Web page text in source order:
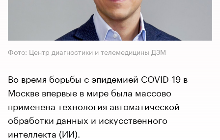
Фото: Центр диагностики и телемедицины ДЗМ
Во время борьбы с эпидемией COVID-19 в
Москве впервые в мире была массово
применена технология автоматической
обработки данных и искусственного
интеллекта (ИИ).